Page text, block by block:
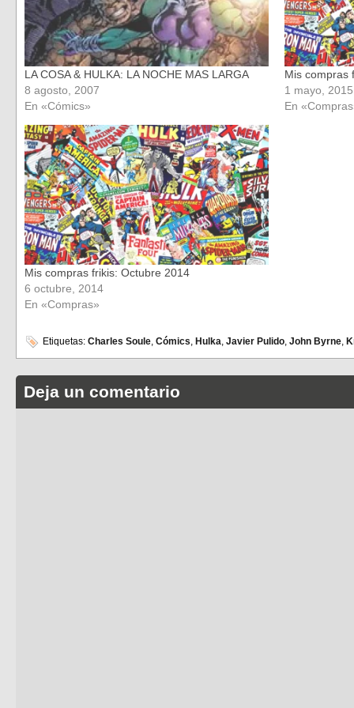
LA COSA & HULKA: LA NOCHE MAS LARGA
8 agosto, 2007
En «Cómics»
Mis compras
1 mayo, 2015
En
Mis compras frikis: Octubre 2014
6 octubre, 2014
En «Compras»
Etiquetas: Charles Soule, Cómics, Hulka, Javier Pulido, John Byrne,
Deja un comentario